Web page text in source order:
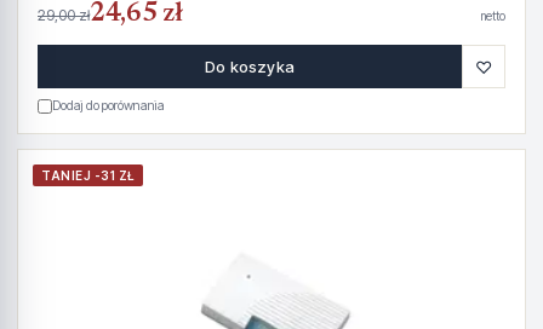
29,00 zł24,65 zł netto
Do koszyka ♡
Dodaj do porównania
TANIEJ -31 ZŁ